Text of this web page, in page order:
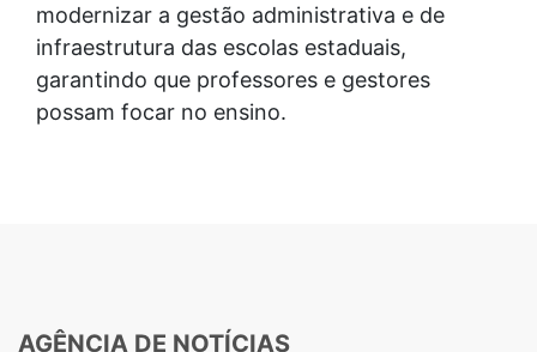
modernizar a gestão administrativa e de
infraestrutura das escolas estaduais,
garantindo que professores e gestores
possam focar no ensino.
AGÊNCIA DE NOTÍCIAS